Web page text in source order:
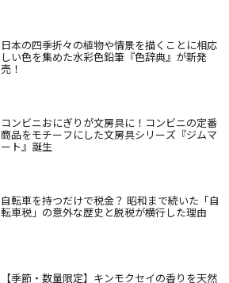
日本の四季折々の植物や情景を描くことに相応
しい色を集めた水彩色鉛筆『色辞典』が新発
売！
コンビニおにぎりが文房具に！コンビニの定番
商品をモチーフにした文房具シリーズ『ジムマ
ート』誕生
自転車を持つだけで税金？ 昭和まで続いた「自
転車税」の意外な歴史と脱税が横行した理由
【季節・数量限定】キンモクセイの香りを天然